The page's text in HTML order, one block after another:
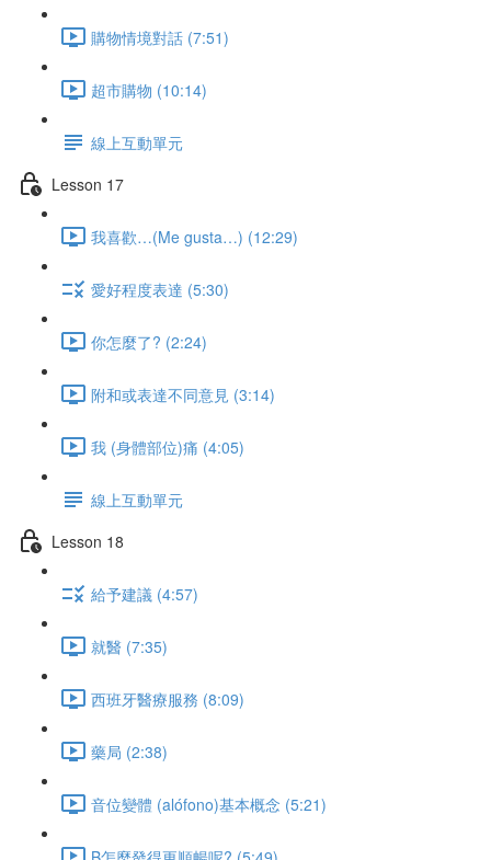
購物情境對話 (7:51)
超市購物 (10:14)
線上互動單元
Lesson 17
我喜歡…(Me gusta…) (12:29)
愛好程度表達 (5:30)
你怎麼了? (2:24)
附和或表達不同意見 (3:14)
我 (身體部位)痛 (4:05)
線上互動單元
Lesson 18
給予建議 (4:57)
就醫 (7:35)
西班牙醫療服務 (8:09)
藥局 (2:38)
音位變體 (alófono)基本概念 (5:21)